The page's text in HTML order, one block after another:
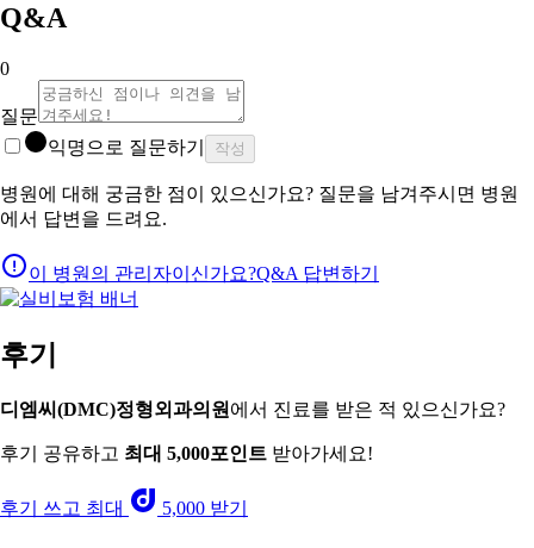
Q&A
0
질문
익명으로 질문하기
작성
병원에 대해 궁금한 점이 있으신가요? 질문을 남겨주시면 병원
에서 답변을 드려요.
이 병원의 관리자이신가요?Q&A 답변하기
후기
디엠씨(DMC)정형외과의원 에서 진료를 받은 적 있으신가요?
후기 공유하고 최대 5,000포인트 받아가세요!
후기 쓰고 최대 5,000 받기